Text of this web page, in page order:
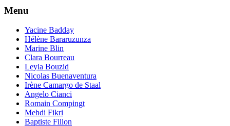
Menu
Yacine Badday
Hélène Bararuzunza
Marine Blin
Clara Bourreau
Leyla Bouzid
Nicolas Buenaventura
Irène Camargo de Staal
Angelo Cianci
Romain Compingt
Mehdi Fikri
Baptiste Fillon